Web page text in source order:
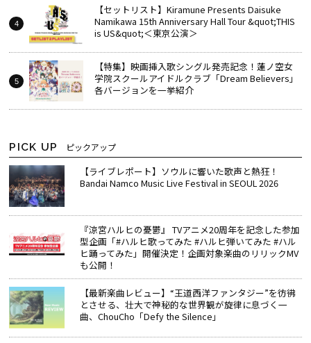
【セットリスト】Kiramune Presents Daisuke
Namikawa 15th Anniversary Hall Tour &quot;THIS
is US&quot;＜東京公演＞
【特集】映画挿入歌シングル発売記念！蓮ノ空女
学院スクールアイドルクラブ「Dream Believers」
各バージョンを一挙紹介
PICK UP ピックアップ
【ライブレポート】ソウルに響いた歌声と熱狂！
Bandai Namco Music Live Festival in SEOUL 2026
『涼宮ハルヒの憂鬱』 TVアニメ20周年を記念した参加
型企画「#ハルヒ歌ってみた #ハルヒ弾いてみた #ハル
ヒ踊ってみた」開催決定！企画対象楽曲のリリックMV
も公開！
【最新楽曲レビュー】“王道西洋ファンタジー”を彷彿
とさせる、壮大で神秘的な世界観が旋律に息づく一
曲、ChouCho「Defy the Silence」